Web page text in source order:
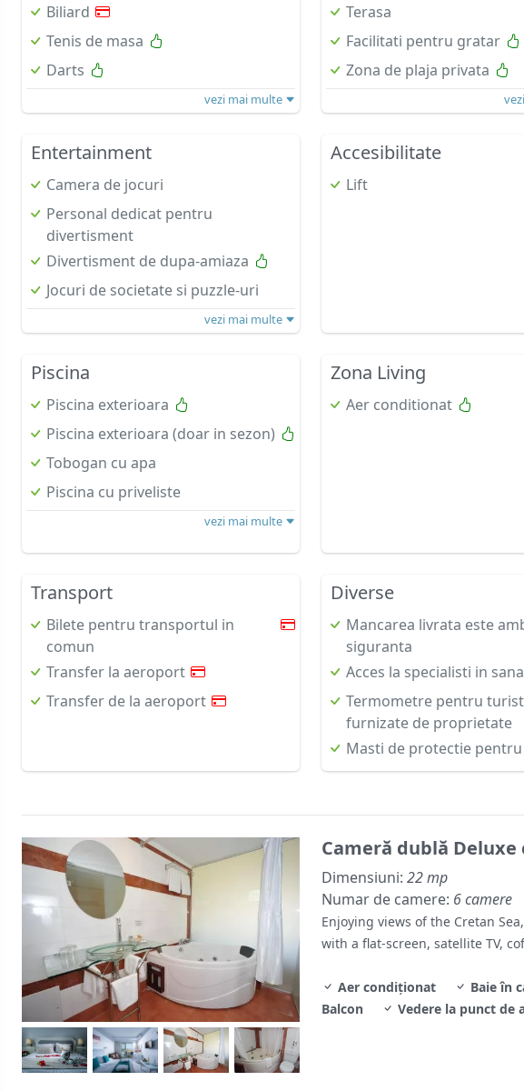
Biliard
Tenis de masa
Darts
vezi mai multe
Terasa
Facilitati pentru gratar
Zona de plaja privata
Entertainment
Camera de jocuri
Personal dedicat pentru
divertisment
Divertisment de dupa-amiaza
Jocuri de societate si puzzle-uri
vezi mai multe
Accesibilitate
Lift
Piscina
Piscina exterioara
Piscina exterioara (doar in sezon)
Tobogan cu apa
Piscina cu priveliste
vezi mai multe
Zona Living
Aer conditionat
Transport
Bilete pentru transportul in
comun
Transfer la aeroport
Transfer de la aeroport
Diverse
Mancarea livrata este
siguranta
Acces la specialisti in
Termometre pentru
furnizate de proprietate
Masti de protectie
Cameră dublă
Dimensiuni: 22 mp
Numar de camere: 6 camere
Enjoying views of the Cretan
with a flat-screen, satellite TV,
Aer condiționat Baie în
Balcon
Vedere la punct de